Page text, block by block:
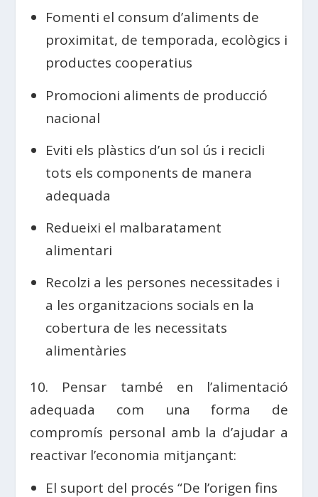
Fomenti el consum d’aliments de
proximitat, de temporada, ecològics i
productes cooperatius
Promocioni aliments de producció
nacional
Eviti els plàstics d’un sol ús i recicli
tots els components de manera
adequada
Redueixi el malbaratament
alimentari
Recolzi a les persones necessitades i
a les organitzacions socials en la
cobertura de les necessitats
alimentàries
10. Pensar també en l’alimentació
adequada com una forma de
compromís personal amb la d’ajudar a
reactivar l’economia mitjançant:
El suport del procés “De l’origen fins